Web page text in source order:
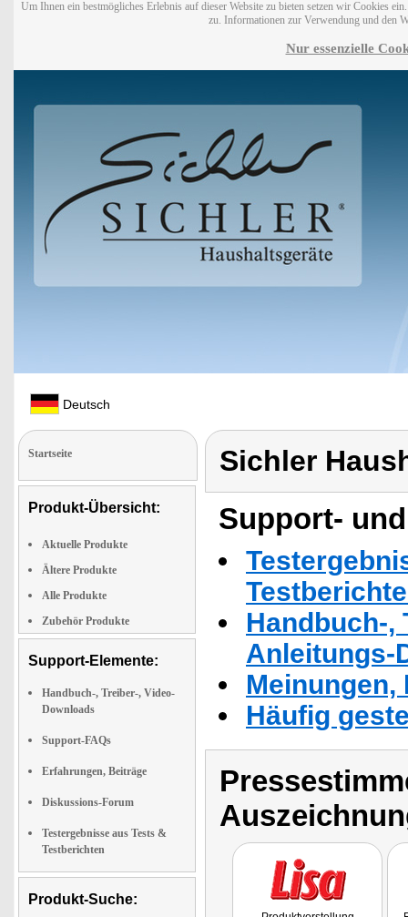
Um Ihnen ein bestmögliches Erlebnis auf dieser Website zu bieten setzen wir Cookies
zu. Informationen zur Verwendung und den
Nur essenzielle
Deutsch
Startseite
Produkt-Übersicht:
Aktuelle Produkte
Ältere Produkte
Alle Produkte
Zubehör Produkte
Support-Elemente:
Handbuch-, Treiber-, Video-
Downloads
Support-FAQs
Erfahrungen, Beiträge
Diskussions-Forum
Testergebnisse aus Tests &
Testberichten
Produkt-Suche:
Sichler
Support-
Handbuch-,
Anleitungs-
Häufig